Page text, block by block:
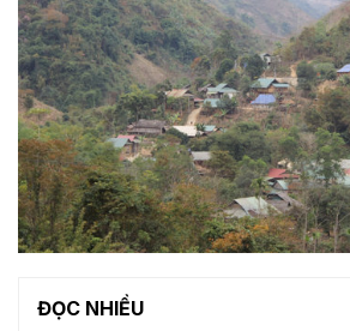
ĐỌC NHIỀU